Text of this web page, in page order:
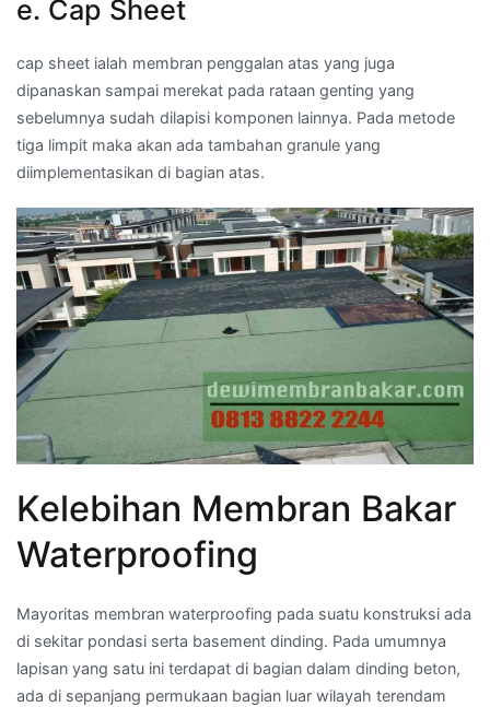
e. Cap Sheet
cap sheet ialah membran penggalan atas yang juga
dipanaskan sampai merekat pada rataan genting yang
sebelumnya sudah dilapisi komponen lainnya. Pada metode
tiga limpit maka akan ada tambahan granule yang
diimplementasikan di bagian atas.
Kelebihan Membran Bakar
Waterproofing
Mayoritas membran waterproofing pada suatu konstruksi ada
di sekitar pondasi serta basement dinding. Pada umumnya
lapisan yang satu ini terdapat di bagian dalam dinding beton,
ada di sepanjang permukaan bagian luar wilayah terendam